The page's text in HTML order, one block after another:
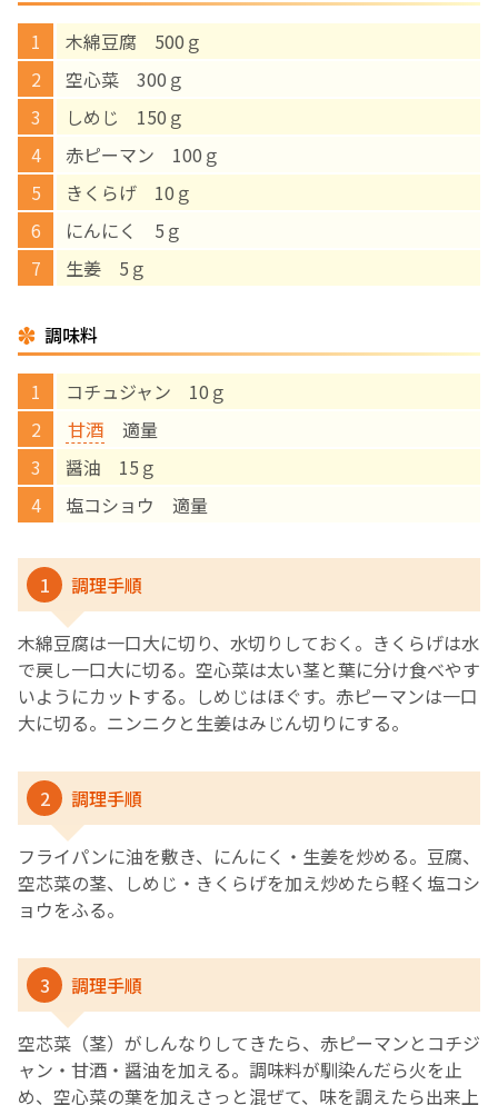
木綿豆腐 500ｇ
空心菜 300ｇ
しめじ 150ｇ
赤ピーマン 100ｇ
きくらげ 10ｇ
にんにく 5ｇ
生姜 5ｇ
調味料
コチュジャン 10ｇ
甘酒 適量
醤油 15ｇ
塩コショウ 適量
1 調理手順
木綿豆腐は一口大に切り、水切りしておく。きくらげは水
で戻し一口大に切る。空心菜は太い茎と葉に分け食べやす
いようにカットする。しめじはほぐす。赤ピーマンは一口
大に切る。ニンニクと生姜はみじん切りにする。
2 調理手順
フライパンに油を敷き、にんにく・生姜を炒める。豆腐、
空芯菜の茎、しめじ・きくらげを加え炒めたら軽く塩コシ
ョウをふる。
3 調理手順
空芯菜（茎）がしんなりしてきたら、赤ピーマンとコチジ
ャン・甘酒・醤油を加える。調味料が馴染んだら火を止
め、空心菜の葉を加えさっと混ぜて、味を調えたら出来上
その他の診療内容
‘さんルーム’ でさまざまな講座・クラス
遠方にお住まいで当院での出産を希望される方へ
医師プロフィール